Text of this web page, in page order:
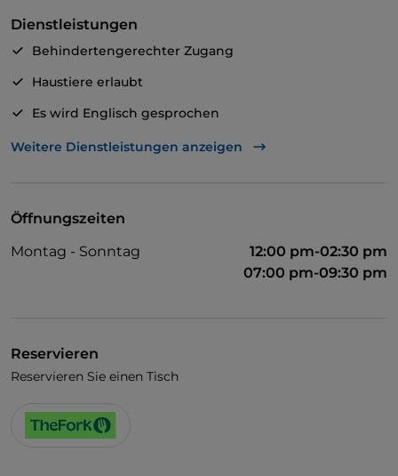
Dienstleistungen
Behindertengerechter Zugang
Haustiere erlaubt
Es wird Englisch gesprochen
WLAN
Weitere Dienstleistungen anzeigen
Öffnungszeiten
Montag - Sonntag
12:00 pm-02:30 pm
07:00 pm-09:30 pm
Reservieren
Reservieren Sie einen Tisch